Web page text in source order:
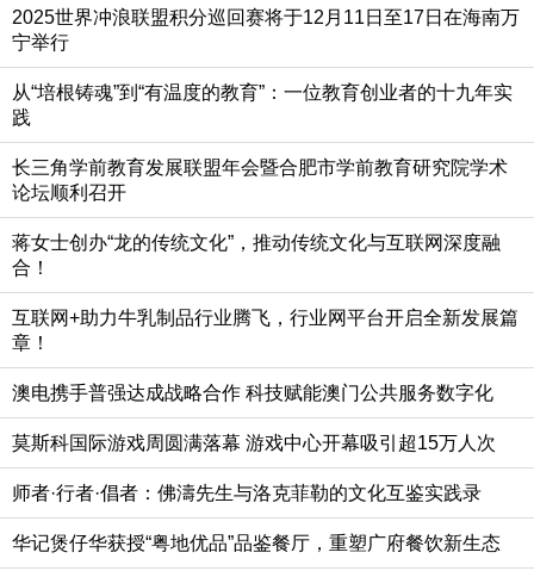
2025世界冲浪联盟积分巡回赛将于12月11日至17日在海南万
宁举行
从“培根铸魂”到“有温度的教育”：一位教育创业者的十九年实
践
长三角学前教育发展联盟年会暨合肥市学前教育研究院学术
论坛顺利召开
蒋女士创办“龙的传统文化”，推动传统文化与互联网深度融
合！
互联网+助力牛乳制品行业腾飞，行业网平台开启全新发展篇
章！
澳电携手普强达成战略合作 科技赋能澳门公共服务数字化
莫斯科国际游戏周圆满落幕 游戏中心开幕吸引超15万人次
师者·行者·倡者：佛濤先生与洛克菲勒的文化互鉴实践录
华记煲仔华获授“粤地优品”品鉴餐厅，重塑广府餐饮新生态